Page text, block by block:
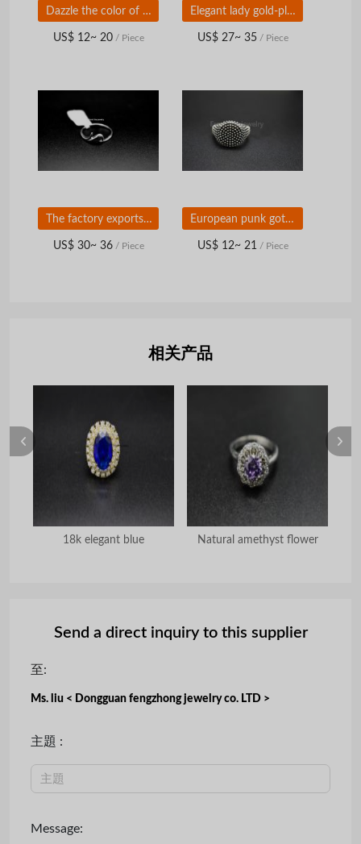
Dazzle the color of the ring of ornate gem zircon
US$ 12~ 20/ Piece
Elegant lady gold-plated hot-selling two-color tennis zircon bracelet
US$ 27~ 35/ Piece
The factory exports the individuality contracted different shape whole circle plating platinum ring
US$ 30~ 36/ Piece
European punk gothic rock style titanium steel men's ring
US$ 12~ 21 / Piece
相关产品
18k elegant blue Natural amethyst flower
Send a direct inquiry to this supplier
至:
Ms. liu < Dongguan fengzhong jewelry co. LTD >
主題 :
Message: